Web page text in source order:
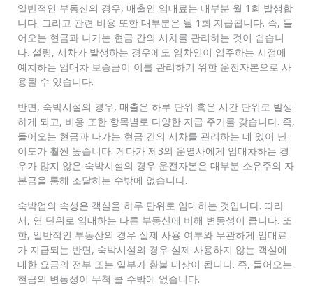
일반적인 부동산의 경우, 매출인 임대료는 대부분 월 1회 발생합
니다. 그리고 관련 비용 또한 대부분은 월 1회 지급됩니다. 즉, 들
어오는 현금과 나가는 현금 간의 시차를 관리하는 것이 쉽습니
다. 설령, 시차가 발생하는 경우에도 임차인이 입주하는 시점에
예치하는 임대차 보증금이 이를 관리하기 위한 운전자본으로 사
용될 수 있습니다.
반면, 숙박시설의 경우, 매출은 하루 단위 혹은 시간 단위로 발생
하게 되고, 비용 또한 항목별로 다양한 지급 주기를 갖습니다. 즉,
들어오는 현금과 나가는 현금 간의 시차를 관리하는 데 있어 난
이도가 훨씬 높습니다. 게다가 제3의 운영사에게 임대차하는 경
우가 많지 않은 숙박시설의 경우 운전자본은 대부분 소유주의 자
본금을 통해 조달하는 수밖에 없습니다.
숙박업의 속성은 객실을 하루 단위로 임대하는 것입니다. 따라
서, 연 단위로 임대하는 다른 부동산에 비해 변동성이 큽니다. 또
한, 일반적인 부동산의 경우 실제 사용 여부와 무관하게 임대료
가 지급되는 반면, 숙박시설의 경우 실제 사용하지 않는 객실에
대한 요금의 전부 또는 일부가 환불 대상이 됩니다. 즉, 들어오는
현금의 변동성이 무척 클 수밖에 없습니다.